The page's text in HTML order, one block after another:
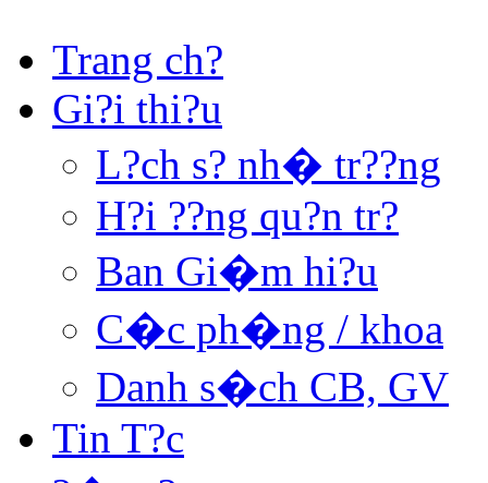
Trang ch?
Gi?i thi?u
L?ch s? nh� tr??ng
H?i ??ng qu?n tr?
Ban Gi�m hi?u
C�c ph�ng / khoa
Danh s�ch CB, GV
Tin T?c